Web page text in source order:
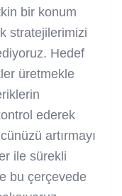
bir konum
stratejilerimizi
Hedef
üretmekle
ederek
artırmayı
ile sürekli
bu çerçevede